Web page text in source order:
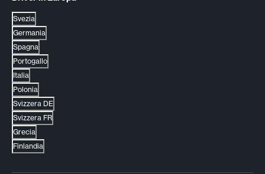
Svezia
Germania
Spagna
Portogallo
Italia
Polonia
Svizzera DE
Svizzera FR
Grecia
Finlandia